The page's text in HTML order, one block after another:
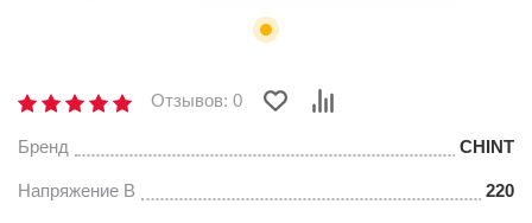
Отзывов: 0
Бренд CHINT
Напряжение В 220